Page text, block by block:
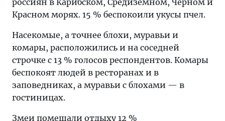
россиян в Карибском, Средиземном, Черном и
Красном морях. 15 % беспокоили укусы пчел.
Насекомые, а точнее блохи, муравьи и
комары, расположились и на соседней
строчке с 13 % голосов респондентов. Комары
беспокоят людей в ресторанах и в
заповедниках, а муравьи с блохами — в
гостиницах.
Змеи помешали отдыху 12 %